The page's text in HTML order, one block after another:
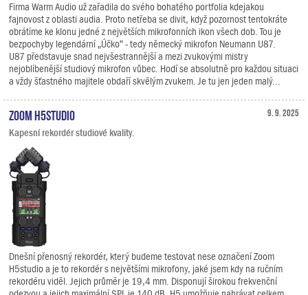
Firma Warm Audio už zařadila do svého bohatého portfolia kdejakou
fajnovost z oblasti audia. Proto netřeba se divit, když pozornost tentokráte
obrátíme ke klonu jedné z největších mikrofonních ikon všech dob. Tou je
bezpochyby legendární „Účko“ - tedy německý mikrofon Neumann U87.
U87 představuje snad nejvšestrannější a mezi zvukovými mistry
nejoblíbenější studiový mikrofon vůbec. Hodí se absolutně pro každou situaci
a vždy šťastného majitele obdaří skvělým zvukem. Je tu jen jeden malý...
9. 9. 2025
Zoom H5studio
Kapesní rekordér studiové kvality.
Dnešní přenosný rekordér, který budeme testovat nese označení Zoom
H5studio a je to rekordér s největšími mikrofony, jaké jsem kdy na ručním
rekordéru viděl. Jejich průměr je 19,4 mm. Disponují širokou frekvenční